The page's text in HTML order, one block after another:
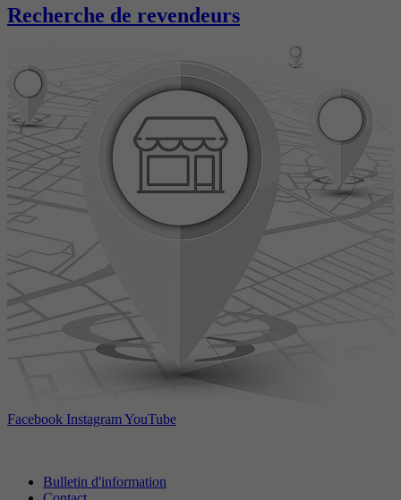
Recherche de revendeurs
Facebook InstagramYouTube
Bulletin d'information